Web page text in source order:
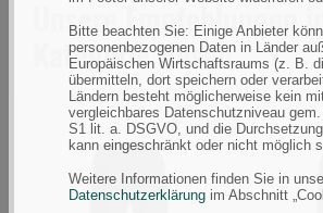
Bitte beachten Sie: Einige Anbieter
personenbezogenen Daten in Länder
Europäischen Wirtschaftsraums (z. B.
übermitteln, dort speichern oder
Ländern besteht möglicherweise kein
vergleichbares Datenschutzniveau
S1 lit. a. DSGVO, und die
kann eingeschränkt oder nicht möglich
Weitere Informationen finden Sie in
Datenschutzerklärung im Abschnitt
Unsere Empfehlungen
Kategorie Hosen
Pinewood
Caribou
Pinewood
Caribou
TC